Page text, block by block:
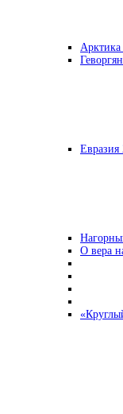
Евразия
О вера